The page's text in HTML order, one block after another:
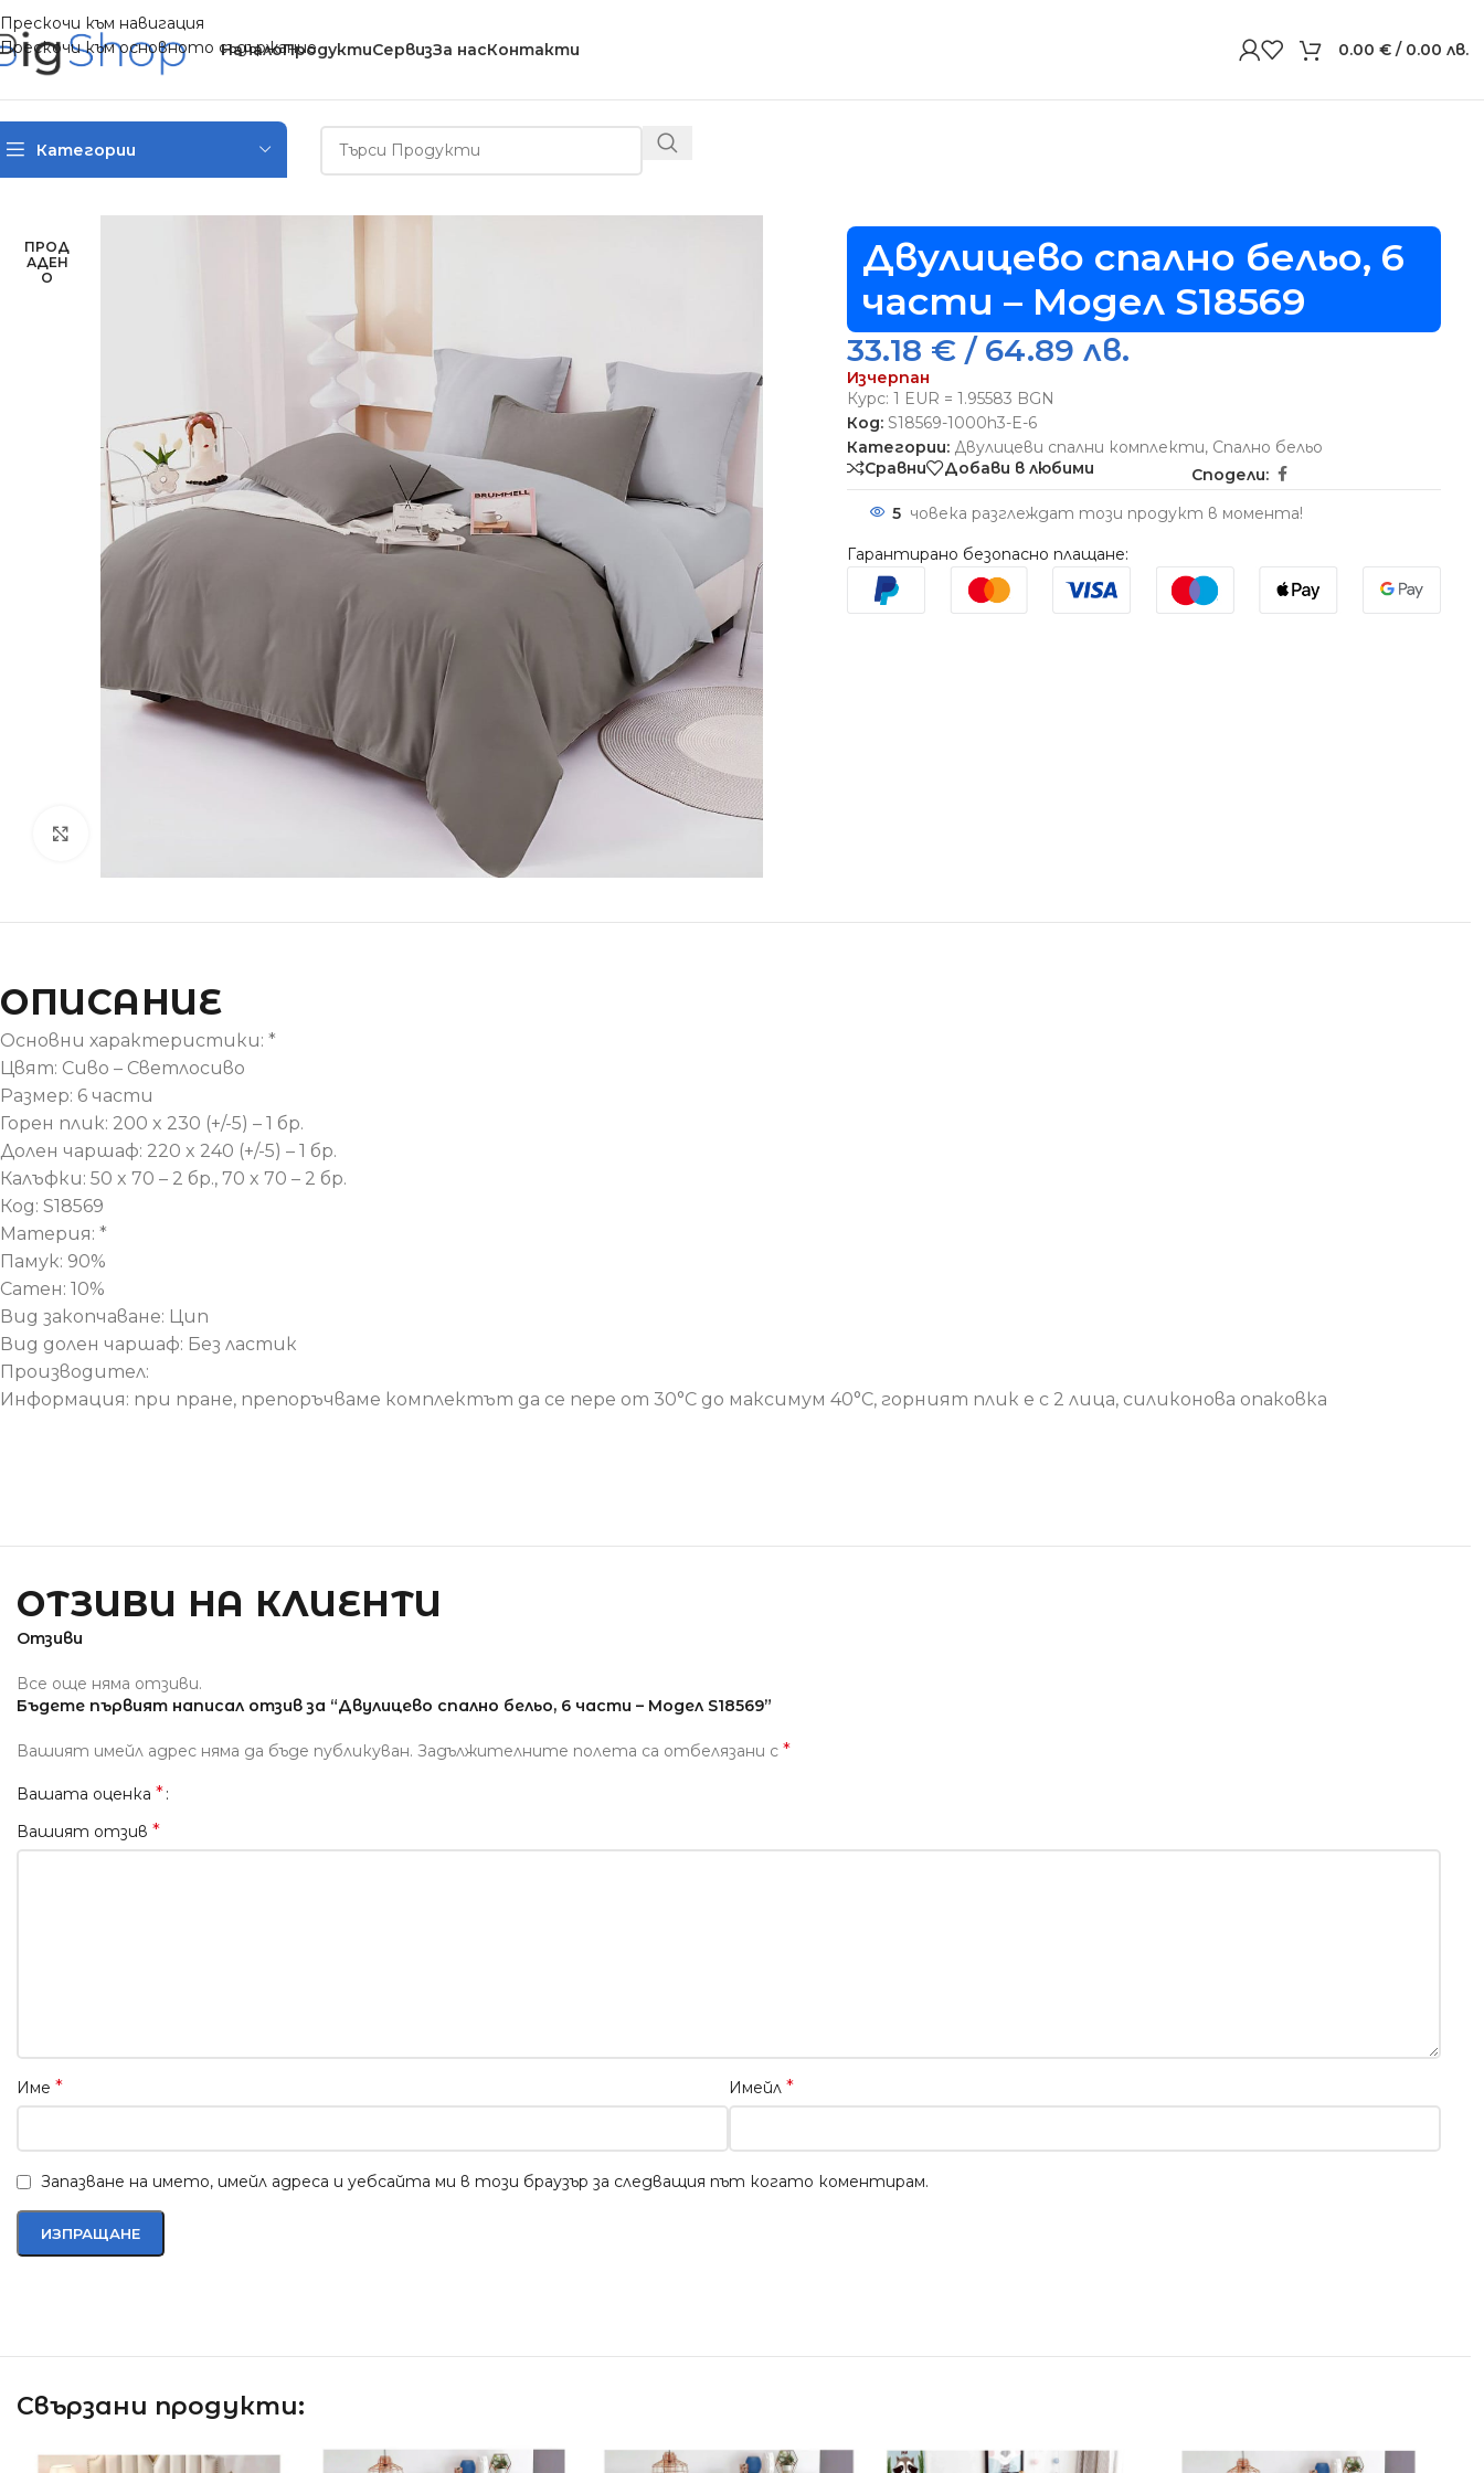
Прескочи към навигация
Прескочи към основното съдържание
НачалоПродуктиСервизЗа насКонтакти 0.00 € / 0.00 лв.
Категории
ПРОД
АДЕН
О
Двулицево спално бельо, 6
части – Модел S18569
33.18 € / 64.89 лв.
Изчерпан
Курс: 1 EUR = 1.95583 BGN
Код: S18569-1000h3-E-6
Категории: Двулицеви спални комплекти, Спално бельо
Сравни
Добави в любими
Сподели:
5 човека разглеждат този продукт в момента!
Гарантирано безопасно плащане:
ОПИСАНИЕ
Основни характеристики: *
Цвят: Сиво – Светлосиво
Размер: 6 части
Горен плик: 200 x 230 (+/-5) – 1 бр.
Долен чаршаф: 220 x 240 (+/-5) – 1 бр.
Калъфки: 50 x 70 – 2 бр., 70 x 70 – 2 бр.
Код: S18569
Материя: *
Памук: 90%
Сатен: 10%
Вид закопчаване: Цип
Вид долен чаршаф: Без ластик
Производител:
Информация: при пране, препоръчваме комплектът да се пере от 30°С до максимум 40°С, горният плик е с 2 лица, силиконова опаковка
ОТЗИВИ НА КЛИЕНТИ
Отзиви
Все още няма отзиви.
Бъдете първият написал отзив за “Двулицево спално бельо, 6 части – Модел S18569”
Вашият имейл адрес няма да бъде публикуван. Задължителните полета са отбелязани с *
Вашата оценка *
Вашият отзив *
Име * Имейл *
Запазване на името, имейл адреса и уебсайта ми в този браузър за следващия път когато коментирам.
Свързани продукти: